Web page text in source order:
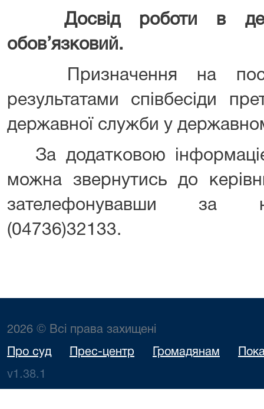
Досвід роботи в
обов’язковий.
Призначення на
результатами співбесіди
державної служби у
За додатковою
можна звернутись до
зателефонувавши за
(04736)32133.
2026 © Всі права захищені
Про суд Прес-центр Громадянам
v1.38.1